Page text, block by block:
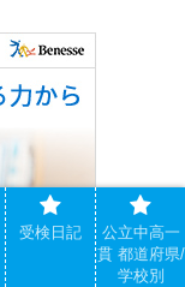
受検日記
公立中高一
貫 都道府県/
学校別